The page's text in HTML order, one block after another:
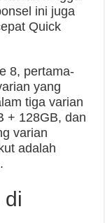
ini juga
Quick
8, pertama-
yang
tiga varian
+ 128GB, dan
varian
adalah
di